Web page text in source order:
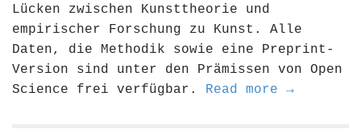
Lücken zwischen Kunsttheorie und
empirischer Forschung zu Kunst. Alle
Daten, die Methodik sowie eine Preprint-
Version sind unter den Prämissen von Open
Science frei verfügbar. Read more →